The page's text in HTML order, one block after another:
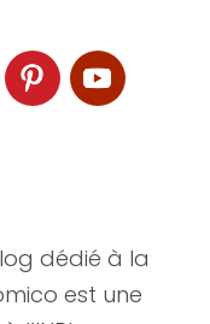
dédié à la
est une